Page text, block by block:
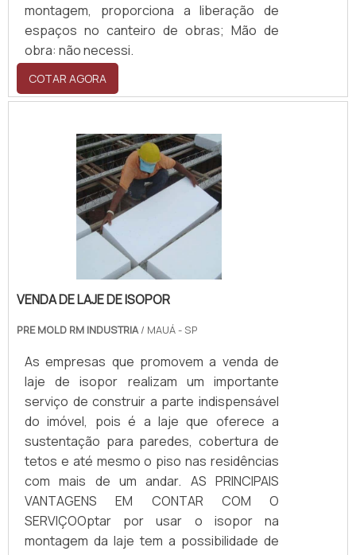
montagem, proporciona a liberação de
espaços no canteiro de obras; Mão de
obra: não necessi.
COTAR AGORA
VENDA DE LAJE DE ISOPOR
PRE MOLD RM INDUSTRIA/ MAUÁ - SP
As empresas que promovem a venda de
laje de isopor realizam um importante
serviço de construir a parte indispensável
do imóvel, pois é a laje que oferece a
sustentação para paredes, cobertura de
tetos e até mesmo o piso nas residências
com mais de um andar. AS PRINCIPAIS
VANTAGENS EM CONTAR COM O
SERVIÇOOptar por usar o isopor na
montagem da laje tem a possibilidade de